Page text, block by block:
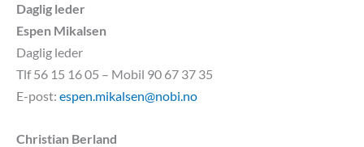
Daglig leder
Espen Mikalsen
Daglig leder
Tlf 56 15 16 05 – Mobil 90 67 37 35
E-post: espen.mikalsen@nobi.no
Christian Berland